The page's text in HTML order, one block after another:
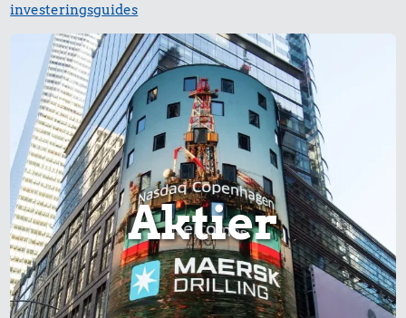
investeringsguides
Aktier